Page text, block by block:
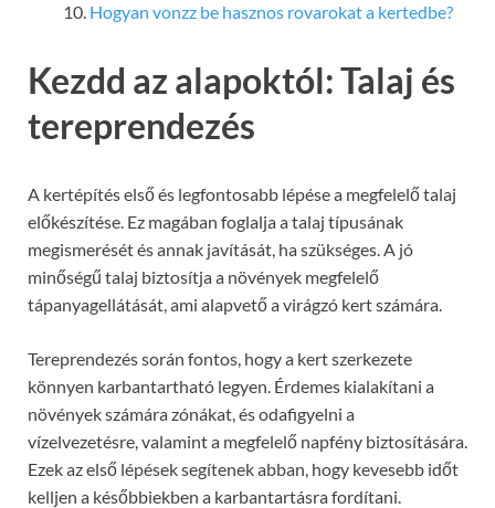
Hogyan vonzz be hasznos rovarokat a kertedbe?
Kezdd az alapoktól: Talaj és
tereprendezés
A kertépítés első és legfontosabb lépése a megfelelő talaj
előkészítése. Ez magában foglalja a talaj típusának
megismerését és annak javítását, ha szükséges. A jó
minőségű talaj biztosítja a növények megfelelő
tápanyagellátását, ami alapvető a virágzó kert számára.
Tereprendezés során fontos, hogy a kert szerkezete
könnyen karbantartható legyen. Érdemes kialakítani a
növények számára zónákat, és odafigyelni a
vízelvezetésre, valamint a megfelelő napfény biztosítására.
Ezek az első lépések segítenek abban, hogy kevesebb időt
kelljen a későbbiekben a karbantartásra fordítani.